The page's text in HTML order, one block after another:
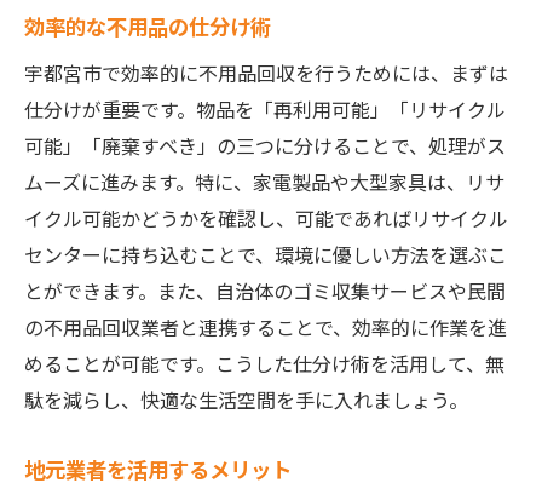
引っ越し前に知っておくべき不用品処分の
ポイント
効率的な荷物整理のためのステップ
業者選びの重要ポイントと注意点
不用品回収サービスの利用法ガイド
引っ越し時期別の最適な回収プラン
処分費用を抑えるコツ
環境に優しい宇都宮市での不用品回収のコツと
注意点
リサイクル意識を高める地域活動
リユース可能なアイテムの見極め
効率的な不用品の仕分け術
宇都宮市で効率的に不用品回収を行うためには、まずは
仕分けが重要です。物品を「再利用可能」「リサイクル
可能」「廃棄すべき」の三つに分けることで、処理がス
ムーズに進みます。特に、家電製品や大型家具は、リサ
イクル可能かどうかを確認し、可能であればリサイクル
センターに持ち込むことで、環境に優しい方法を選ぶこ
とができます。また、自治体のゴミ収集サービスや民間
の不用品回収業者と連携することで、効率的に作業を進
めることが可能です。こうした仕分け術を活用して、無
駄を減らし、快適な生活空間を手に入れましょう。
地元業者を活用するメリット